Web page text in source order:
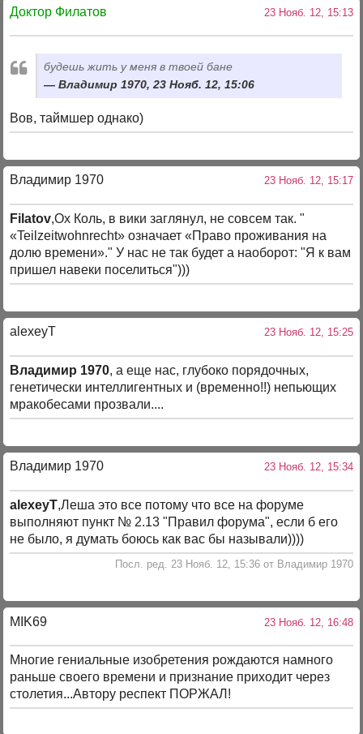
Доктор Филатов 23 Нояб. 12, 15:13
будешь жить у меня в твоей бане
Владимир 1970, 23 Нояб. 12, 15:06
Вов, таймшер однако)
Владимир 1970 23 Нояб. 12, 15:17
Filatov,Ох Коль, в вики заглянул, не совсем так. "
«Teilzeitwohnrecht» означает «Право проживания на
долю времени»." У нас не так будет а наоборот: "Я к вам
пришел навеки поселиться")))
alexeyT 23 Нояб. 12, 15:25
Владимир 1970, а еще нас, глубоко порядочных,
генетически интеллигентных и (временно!!) непьющих
мракобесами прозвали....
Владимир 1970 23 Нояб. 12, 15:34
alexeyT,Леша это все потому что все на форуме
выполняют пункт № 2.13 "Правил форума", если б его
не было, я думать боюсь как вас бы называли))))
Посл. ред. 23 Нояб. 12, 15:36 от Владимир 1970
MIK69 23 Нояб. 12, 16:48
Многие гениальные изобретения рождаются намного
раньше своего времени и признание приходит через
столетия...Автору респект ПОРЖАЛ!